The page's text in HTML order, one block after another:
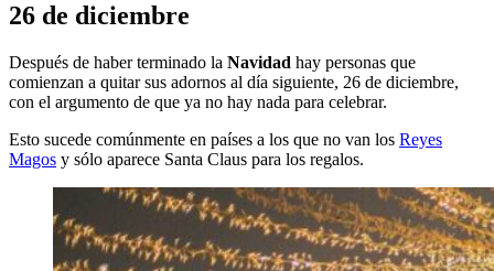
26 de diciembre
Después de haber terminado la Navidad hay personas que
comienzan a quitar sus adornos al día siguiente, 26 de diciembre,
con el argumento de que ya no hay nada para celebrar.
Esto sucede comúnmente en países a los que no van los Reyes
Magos y sólo aparece Santa Claus para los regalos.